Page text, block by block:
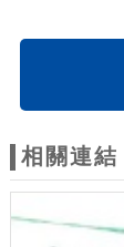
相關連結